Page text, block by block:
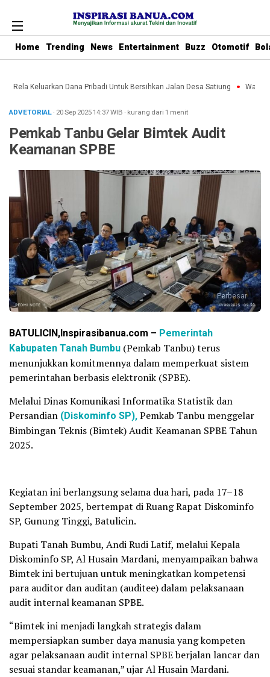
Home Trending News Entertainment Buzz Otomotif
Rela Keluarkan Dana Pribadi Untuk Bersihkan Jalan Desa Satiung Waket
ADVETORIAL· 20 Sep 202514:37WIB · kurang dari 1 menit
Pemkab Tanbu Gelar Bimtek Audit
Keamanan SPBE
Perbesar
BATULICIN,Inspirasibanua.com – Pemerintah
Kabupaten Tanah Bumbu (Pemkab Tanbu) terus
menunjukkan komitmennya dalam memperkuat sistem
pemerintahan berbasis elektronik (SPBE).
Melalui Dinas Komunikasi Informatika Statistik dan
Persandian (Diskominfo SP),Pemkab Tanbu menggelar
Bimbingan Teknis (Bimtek) Audit Keamanan SPBE Tahun
2025.
Kegiatan ini berlangsung selama dua hari, pada 17–18
September 2025, bertempat di Ruang Rapat Diskominfo
SP, Gunung Tinggi, Batulicin.
Bupati Tanah Bumbu, Andi Rudi Latif, melalui Kepala
Diskominfo SP, Al Husain Mardani, menyampaikan bahwa
Bimtek ini bertujuan untuk meningkatkan kompetensi
para auditor dan auditan (auditee) dalam pelaksanaan
audit internal keamanan SPBE.
“Bimtek ini menjadi langkah strategis dalam
mempersiapkan sumber daya manusia yang kompeten
agar pelaksanaan audit internal SPBE berjalan lancar dan
sesuai standar keamanan,” ujar Al Husain Mardani.